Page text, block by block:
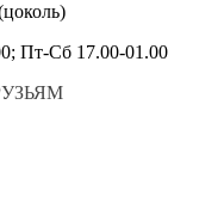
Пт-Сб 17.00-01.00